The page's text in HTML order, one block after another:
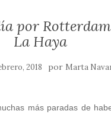
por
La Haya
2018 por Marta
más paradas de